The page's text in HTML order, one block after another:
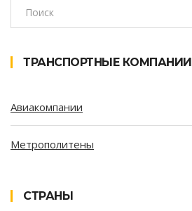
ТРАНСПОРТНЫЕ КОМПАНИИ
Авиакомпании
Метрополитены
СТРАНЫ